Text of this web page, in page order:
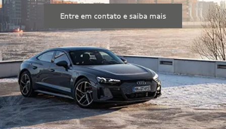
Entre em contato e saiba mais